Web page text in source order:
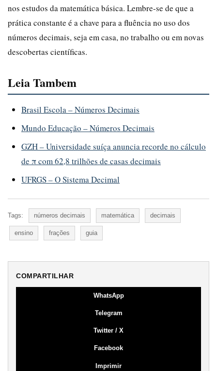
nos estudos da matemática básica. Lembre-se de que a
prática constante é a chave para a fluência no uso dos
números decimais, seja em casa, no trabalho ou em novas
descobertas científicas.
Leia Tambem
Brasil Escola – Números Decimais
Mundo Educação – Números Decimais
GZH – Universidade suíça anuncia recorde no cálculo
de π com 62,8 trilhões de casas decimais
UFRGS – O Sistema Decimal
Tags: números decimais matemática decimais
ensino frações guia
COMPARTILHAR
WhatsApp
Telegram
Twitter / X
Facebook
Imprimir